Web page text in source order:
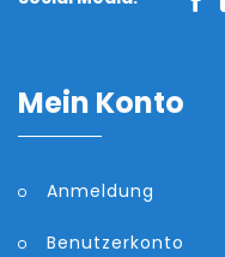
Mein Konto
Anmeldung
Benutzerkonto